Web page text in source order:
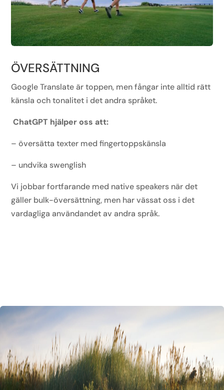
ÖVERSÄTTNING
Google Translate är toppen, men fångar inte alltid rätt
känsla och tonalitet i det andra språket.
ChatGPT hjälper oss att:
– översätta texter med fingertoppskänsla
– undvika swenglish
Vi jobbar fortfarande med native speakers när det
gäller bulk-översättning, men har vässat oss i det
vardagliga användandet av andra språk.